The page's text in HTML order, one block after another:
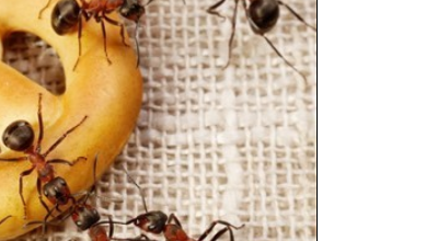
הייתי זקוק להדברת טרמיטים שהיו ברהיטים, קיבלתי
במהירות 3 הצעות מחיר דרך האתר ומצאתי מדביר מצוין,
תודה לכם.